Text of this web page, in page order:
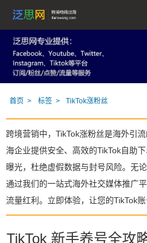
首页 标签 TikTok涨粉丝
跨境营销中，TikTok涨粉丝是海外引
海企业提供安全、高效的TikTok自助
曝光，杜绝虚假数据与封号风险。无
通过我们的一站式海外社交媒体推广
流量红利。立即体验，让您的TikTok账
TikTok 新手养号全攻